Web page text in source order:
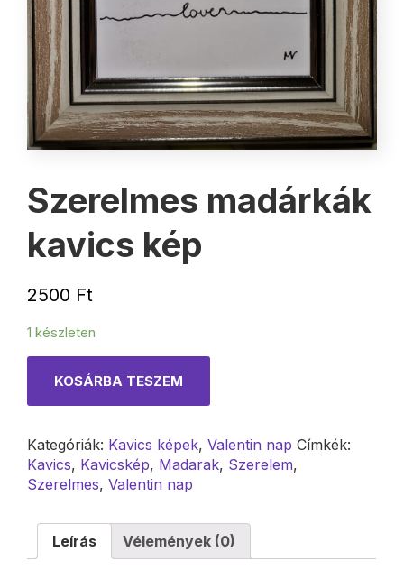
Szerelmes madárkák
kavics kép
2500 Ft
1 készleten
KOSÁRBA TESZEM
Kategóriák: Kavics képek,Valentin nap Címkék:
Kavics, Kavicskép, Madarak, Szerelem,
Szerelmes,Valentin nap
Leírás Vélemények (0)